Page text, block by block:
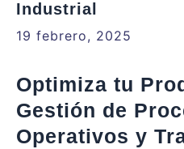
Industrial
19 febrero, 2025
Optimiza tu
Gestión de
Operativos y